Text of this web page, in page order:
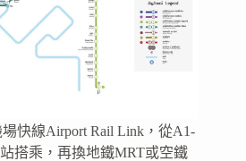
快線Airport Rail Link，從A1-
站搭乘，再換地鐵MRT或空鐵